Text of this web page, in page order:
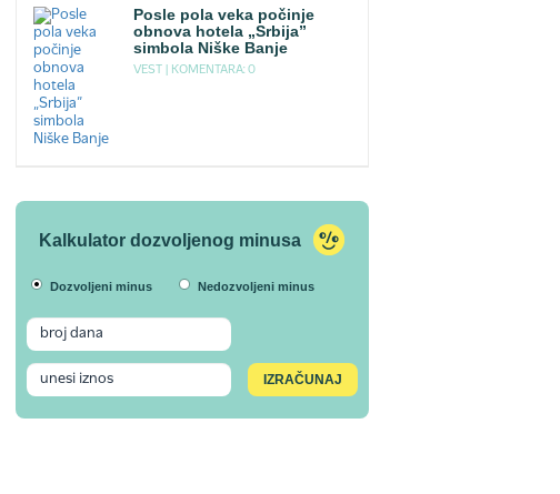
Posle pola veka počinje
obnova hotela „Srbija”
simbola Niške Banje
VEST | KOMENTARA: 0
Kalkulator dozvoljenog minusa
Dozvoljeni minus Nedozvoljeni minus